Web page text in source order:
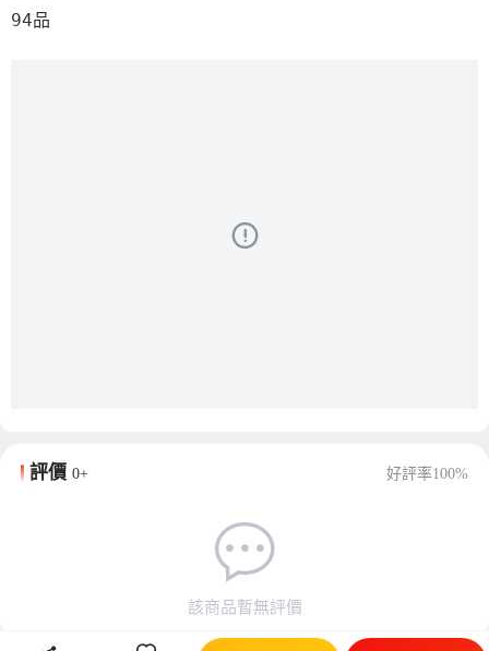
評價 0+ 好評率100%
該商品暫無評價